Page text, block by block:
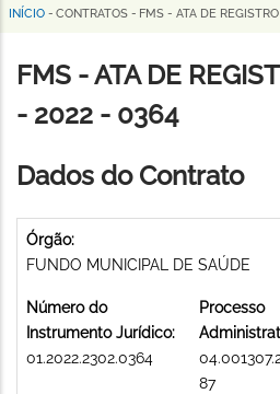
Horizonte
Trilha
de
navegação
INÍCIO - CONTRATOS - FMS - ATA DE
FMS - ATA DE
- 2022 - 0364
Dados do Contrato
Órgão:
FUNDO MUNICIPAL DE SAÚDE
Número do
Instrumento Jurídico:
01.2022.2302.0364
Processo
87